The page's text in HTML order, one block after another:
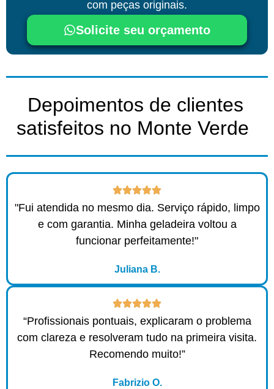
com peças originais.
Solicite seu orçamento
Depoimentos de clientes
satisfeitos no Monte Verde ​
"Fui atendida no mesmo dia. Serviço rápido, limpo
e com garantia. Minha geladeira voltou a
funcionar perfeitamente!"
Juliana B.
“Profissionais pontuais, explicaram o problema
com clareza e resolveram tudo na primeira visita.
Recomendo muito!”
Fabrizio O.